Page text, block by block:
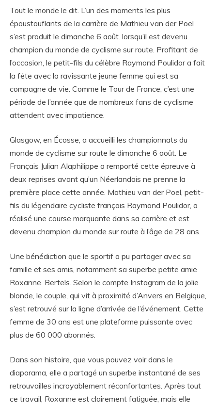
Tout le monde le dit. L’un des moments les plus
époustouflants de la carrière de Mathieu van der Poel
s’est produit le dimanche 6 août. lorsqu’il est devenu
champion du monde de cyclisme sur route. Profitant de
l’occasion, le petit-fils du célèbre Raymond Poulidor a fait
la fête avec la ravissante jeune femme qui est sa
compagne de vie. Comme le Tour de France, c’est une
période de l’année que de nombreux fans de cyclisme
attendent avec impatience.
Glasgow, en Écosse, a accueilli les championnats du
monde de cyclisme sur route le dimanche 6 août. Le
Français Julian Alaphilippe a remporté cette épreuve à
deux reprises avant qu’un Néerlandais ne prenne la
première place cette année. Mathieu van der Poel, petit-
fils du légendaire cycliste français Raymond Poulidor, a
réalisé une course marquante dans sa carrière et est
devenu champion du monde sur route à l’âge de 28 ans.
Une bénédiction que le sportif a pu partager avec sa
famille et ses amis, notamment sa superbe petite amie
Roxanne. Bertels. Selon le compte Instagram de la jolie
blonde, le couple, qui vit à proximité d’Anvers en Belgique,
s’est retrouvé sur la ligne d’arrivée de l’événement. Cette
femme de 30 ans est une plateforme puissante avec
plus de 60 000 abonnés.
Dans son histoire, que vous pouvez voir dans le
diaporama, elle a partagé un superbe instantané de ses
retrouvailles incroyablement réconfortantes. Après tout
ce travail, Roxanne est clairement fatiguée, mais elle